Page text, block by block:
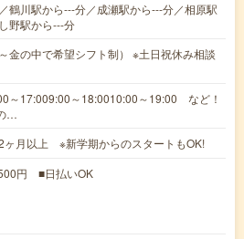
鶴川駅から---分／成瀬駅から---分／相原駅
野駅から---分
金の中で希望シフト制） ※土日祝休み相談
～17:009:00～18:0010:00～19:00 など！
…
2ヶ月以上 ※新学期からのスタートもOK!
円 ■日払いOK